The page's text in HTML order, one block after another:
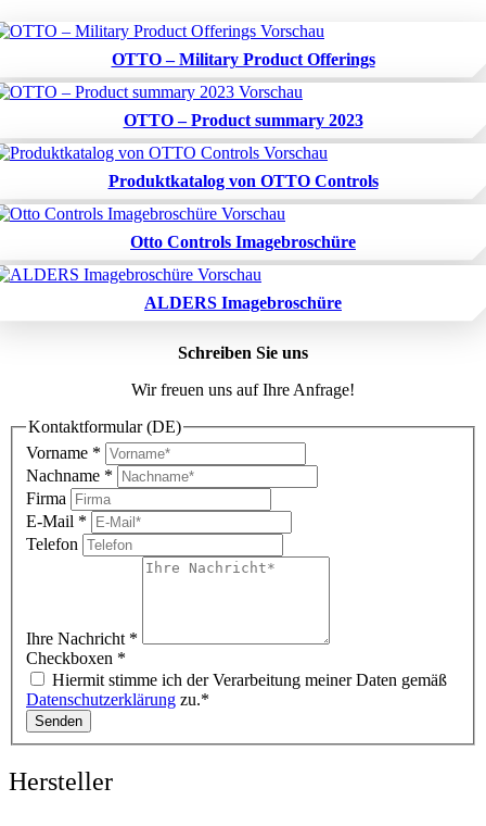
OTTO – Military Product Offerings
OTTO – Product summary 2023
Produktkatalog von OTTO Controls
Otto Controls Imagebroschüre
ALDERS Imagebroschüre
Schreiben Sie uns
Wir freuen uns auf Ihre Anfrage!
Kontaktformular (DE)
Vorname *
Nachname *
Firma
E-Mail *
Telefon
Ihre Nachricht *
Checkboxen *
Hiermit stimme ich der Verarbeitung meiner Daten gemäß
Datenschutzerklärung zu.*
Senden
Hersteller